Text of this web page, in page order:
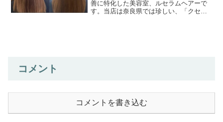
善に特化した美容室、ルセラムヘアーで
す。当店は奈良県では珍しい、「クセ毛
コメント
コメントを書き込む